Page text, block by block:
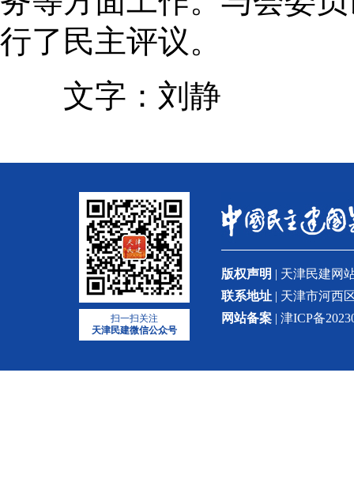
行了民主评议。
文字：刘静
扫一扫关注
天津民建微信公众号
版权声明 | 天津民建网
联系地址 | 天津市河西
网站备案 | 津ICP备